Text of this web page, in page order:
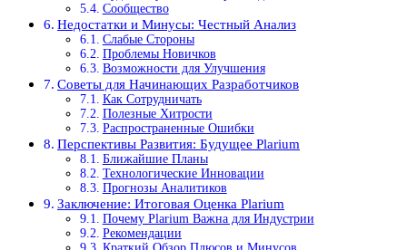
Сообщество
Недостатки и Минусы: Честный Анализ
Слабые Стороны
Проблемы Новичков
Возможности для Улучшения
Советы для Начинающих Разработчиков
Как Сотрудничать
Полезные Хитрости
Распространенные Ошибки
Перспективы Развития: Будущее Plarium
Ближайшие Планы
Технологические Инновации
Прогнозы Аналитиков
Заключение: Итоговая Оценка Plarium
Почему Plarium Важна для Индустрии
Рекомендации